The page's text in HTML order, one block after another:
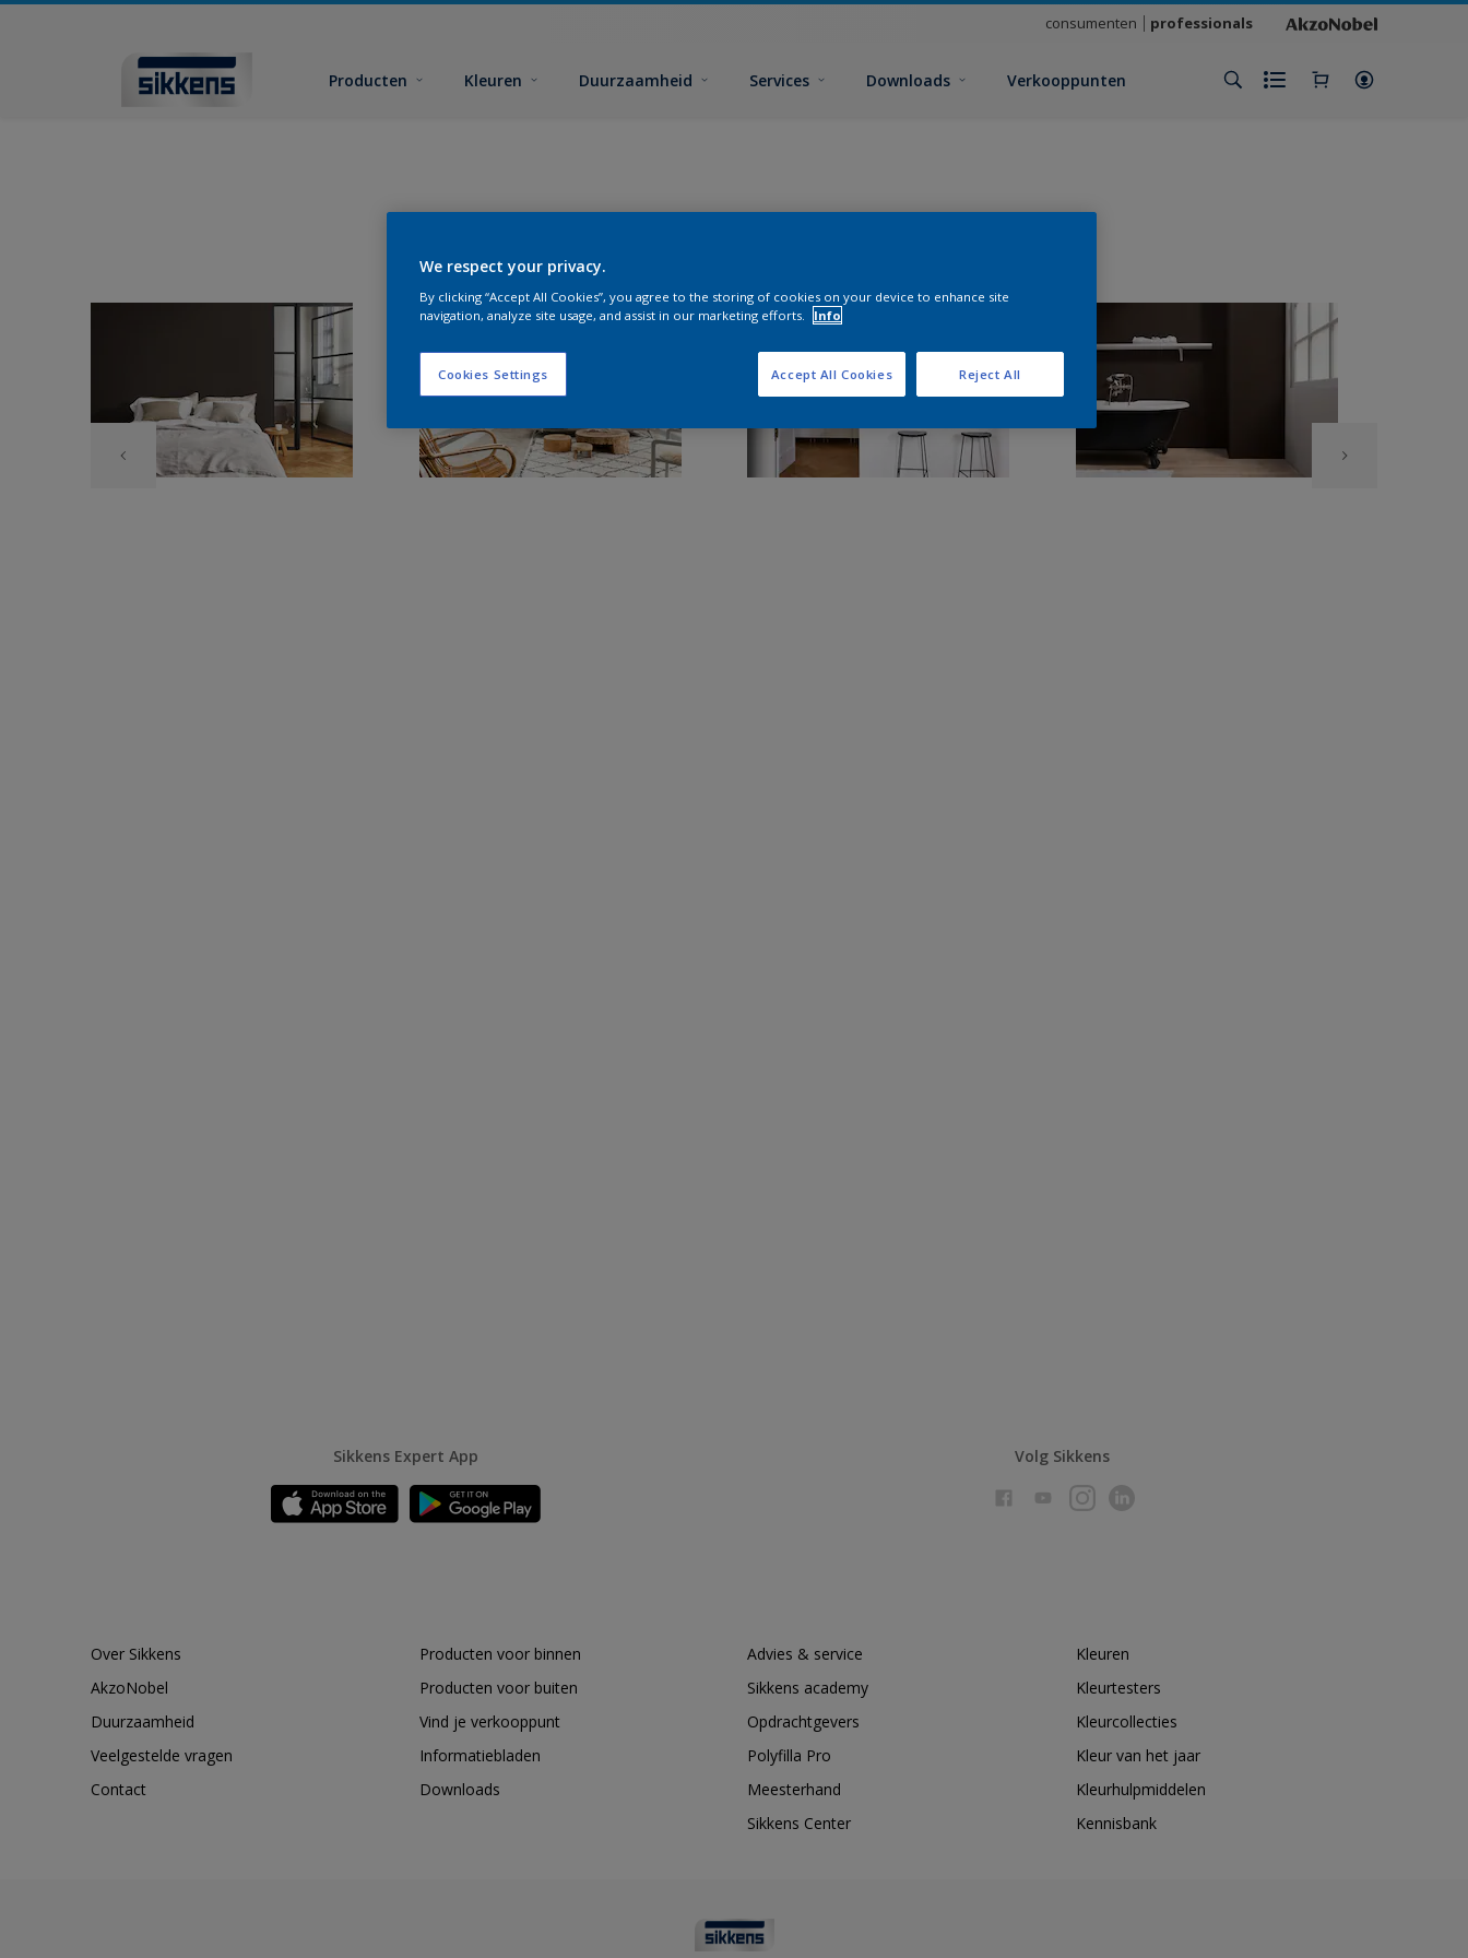
consumenten professionals
Producten Kleuren Duurzaamheid Services Downloads Verkooppunten
Sikkens Expert App Volg Sikkens
Over Sikkens
AkzoNobel
Duurzaamheid
Veelgestelde vragen
Contact
Producten voor binnen
Producten voor buiten
Vind je verkooppunt
Informatiebladen
Downloads
Advies & service
Sikkens academy
Opdrachtgevers
Polyfilla Pro
Meesterhand
Sikkens Center
Kleuren
Kleurtesters
Kleurcollecties
Kleur van het jaar
Kleurhulpmiddelen
Kennisbank
We respect your privacy.
By clicking “Accept All Cookies”, you agree to the storing of cookies on your device to enhance site
navigation, analyze site usage, and assist in our marketing efforts.
Info
Cookies Settings Reject All
Accept All Cookies